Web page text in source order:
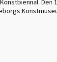
Den